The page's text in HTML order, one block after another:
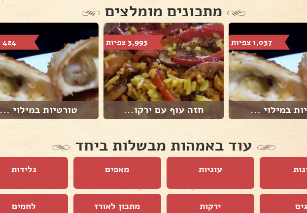
מתכונים מומלצים
1,037 צפיות
במילוי ...
3,993 צפיות
חזה עוף עם ירקו...
424 צפיות
טורטיות במילוי ...
עוד באמהות מבשלות ביחד
עוגיות מאפים גלידות
ירקות מתכון לאורז לחמים